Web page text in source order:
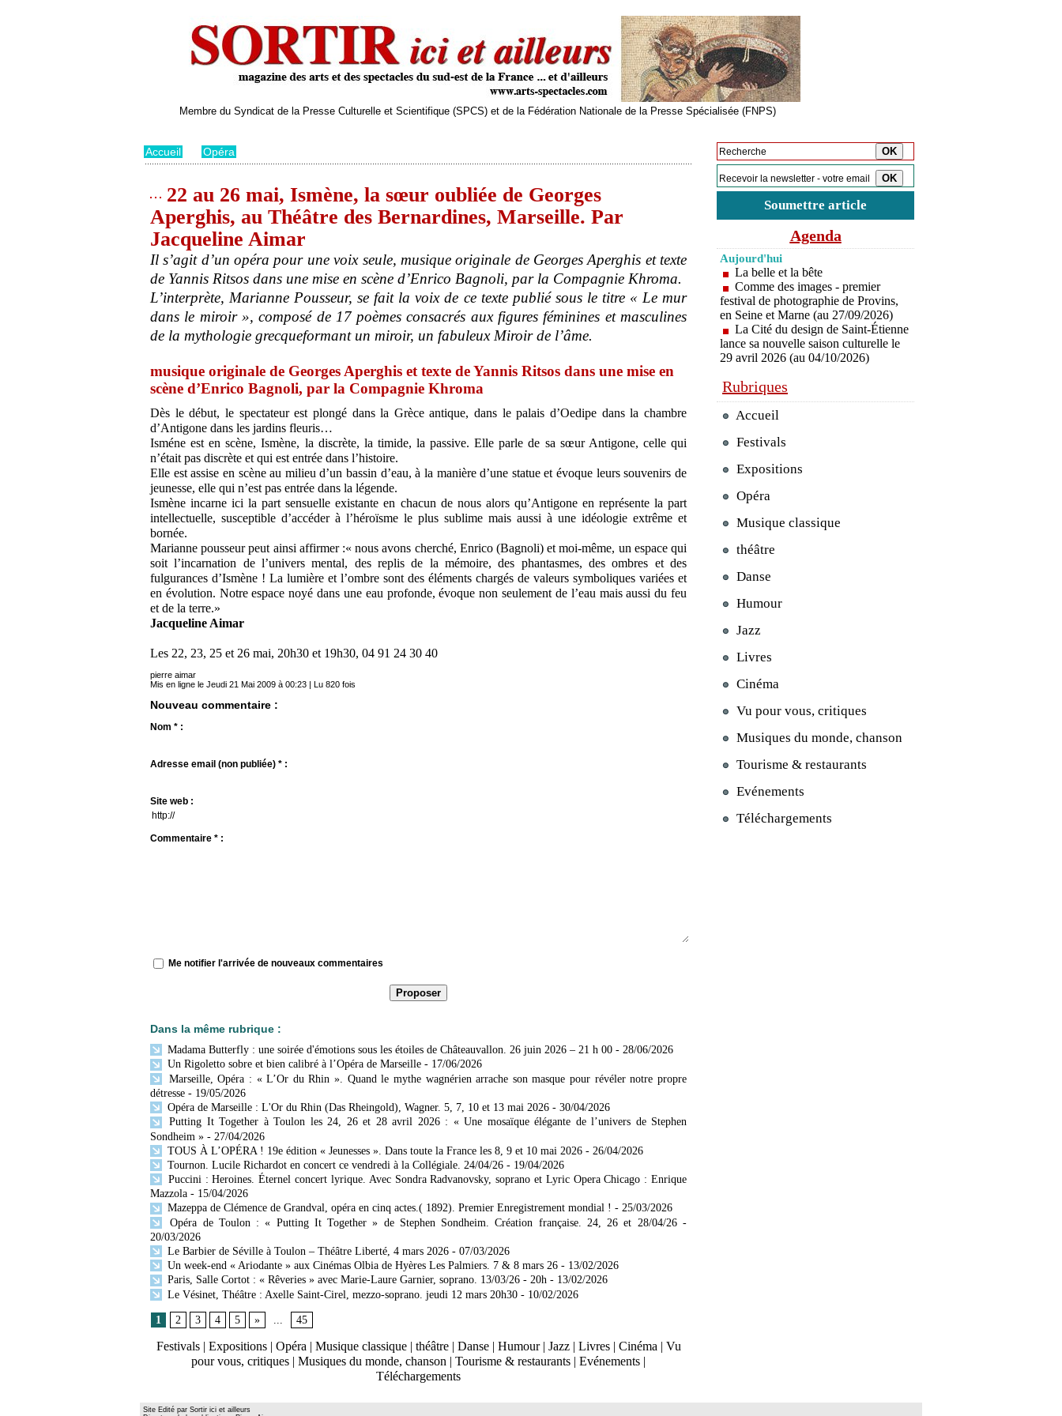
Membre du Syndicat de la Presse Culturelle et Scientifique (SPCS) et de la Fédération Nationale de la Presse Spécialisée (FNPS)
Accueil Opéra
22 au 26 mai, Ismène, la sœur oubliée de Georges
Aperghis, au Théâtre des Bernardines, Marseille. Par
Jacqueline Aimar
Il s’agit d’un opéra pour une voix seule, musique originale de Georges Aperghis et texte
de Yannis Ritsos dans une mise en scène d’Enrico Bagnoli, par la Compagnie Khroma.
L’interprète, Marianne Pousseur, se fait la voix de ce texte publié sous le titre « Le mur
dans le miroir », composé de 17 poèmes consacrés aux figures féminines et masculines
de la mythologie grecqueformant un miroir, un fabuleux Miroir de l’âme.
musique originale de Georges Aperghis et texte de Yannis Ritsos dans une mise en
scène d’Enrico Bagnoli, par la Compagnie Khroma
Dès le début, le spectateur est plongé dans la Grèce antique, dans le palais d’Oedipe dans la chambre
d’Antigone dans les jardins fleuris…
Isméne est en scène, Ismène, la discrète, la timide, la passive. Elle parle de sa sœur Antigone, celle qui
n’était pas discrète et qui est entrée dans l’histoire.
Elle est assise en scène au milieu d’un bassin d’eau, à la manière d’une statue et évoque leurs souvenirs de
jeunesse, elle qui n’est pas entrée dans la légende.
Ismène incarne ici la part sensuelle existante en chacun de nous alors qu’Antigone en représente la part
intellectuelle, susceptible d’accéder à l’héroïsme le plus sublime mais aussi à une idéologie extrême et
bornée.
Marianne pousseur peut ainsi affirmer :« nous avons cherché, Enrico (Bagnoli) et moi-même, un espace qui
soit l’incarnation de l’univers mental, des replis de la mémoire, des phantasmes, des ombres et des
fulgurances d’Ismène ! La lumière et l’ombre sont des éléments chargés de valeurs symboliques variées et
en évolution. Notre espace noyé dans une eau profonde, évoque non seulement de l’eau mais aussi du feu
et de la terre.»
Jacqueline Aimar
Les 22, 23, 25 et 26 mai, 20h30 et 19h30, 04 91 24 30 40
pierre aimar
Mis en ligne le Jeudi 21 Mai 2009 à 00:23 | Lu 820 fois
Nouveau commentaire :
Nom * :
Adresse email (non publiée) * :
Site web :
Commentaire * :
Me notifier l'arrivée de nouveaux commentaires
Dans la même rubrique :
Madama Butterfly : une soirée d'émotions sous les étoiles de Châteauvallon. 26 juin 2026 – 21 h 00 - 28/06/2026
Un Rigoletto sobre et bien calibré à l’Opéra de Marseille - 17/06/2026
Marseille, Opéra : « L’Or du Rhin ». Quand le mythe wagnérien arrache son masque pour révéler notre propre
détresse - 19/05/2026
Opéra de Marseille : L'Or du Rhin (Das Rheingold), Wagner. 5, 7, 10 et 13 mai 2026 - 30/04/2026
Putting It Together à Toulon les 24, 26 et 28 avril 2026 : « Une mosaïque élégante de l’univers de Stephen
Sondheim » - 27/04/2026
TOUS À L’OPÉRA ! 19e édition « Jeunesses ». Dans toute la France les 8, 9 et 10 mai 2026 - 26/04/2026
Tournon. Lucile Richardot en concert ce vendredi à la Collégiale. 24/04/26 - 19/04/2026
Puccini : Heroines. Éternel concert lyrique. Avec Sondra Radvanovsky, soprano et Lyric Opera Chicago : Enrique
Mazzola - 15/04/2026
Mazeppa de Clémence de Grandval, opéra en cinq actes.( 1892). Premier Enregistrement mondial ! - 25/03/2026
Opéra de Toulon : « Putting It Together » de Stephen Sondheim. Création française. 24, 26 et 28/04/26 -
20/03/2026
Le Barbier de Séville à Toulon – Théâtre Liberté, 4 mars 2026 - 07/03/2026
Un week-end « Ariodante » aux Cinémas Olbia de Hyères Les Palmiers. 7 & 8 mars 26 - 13/02/2026
Paris, Salle Cortot : « Rêveries » avec Marie-Laure Garnier, soprano. 13/03/26 - 20h - 13/02/2026
Le Vésinet, Théâtre : Axelle Saint-Cirel, mezzo-soprano. jeudi 12 mars 20h30 - 10/02/2026
1 2 3 4 5 » ... 45
Festivals | Expositions | Opéra | Musique classique | théâtre | Danse | Humour | Jazz | Livres | Cinéma | Vu
pour vous, critiques | Musiques du monde, chanson | Tourisme & restaurants | Evénements |
Téléchargements
Soumettre article
Agenda
Aujourd'hui
La belle et la bête
Comme des images - premier
festival de photographie de Provins,
en Seine et Marne (au 27/09/2026)
La Cité du design de Saint-Étienne
lance sa nouvelle saison culturelle le
29 avril 2026 (au 04/10/2026)
Rubriques
Accueil
Festivals
Expositions
Opéra
Musique classique
théâtre
Danse
Humour
Jazz
Livres
Cinéma
Vu pour vous, critiques
Musiques du monde, chanson
Tourisme & restaurants
Evénements
Téléchargements
Site Edité par Sortir ici et ailleurs